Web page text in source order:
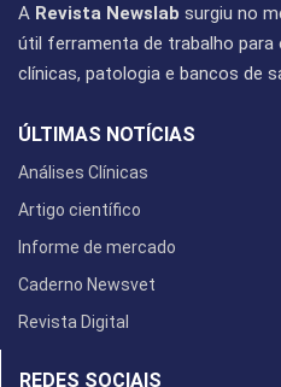
A Revista Newslab surgiu no
útil ferramenta de trabalho para
clínicas, patologia e bancos de
ÚLTIMAS NOTÍCIAS
Análises Clínicas
Artigo científico
Informe de mercado
Caderno Newsvet
Revista Digital
REDES SOCIAIS